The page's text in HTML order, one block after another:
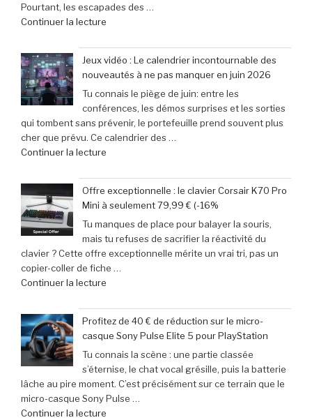
rendez-
des
passionnés
de
jeux
vidéo
en
Afrique »
Pourtant, les escapades des …
Continuer la lecture
31
mai
2026
:
29
escapades
incontournables
votre
week-
end »
Jeux vidéo : Le calendrier incontournable des
nouveautés à ne pas manquer en juin 2026
Tu connais le piège de juin: entre les
conférences, les démos surprises et les sorties
qui tombent sans prévenir, le portefeuille prend souvent plus
cher que prévu. Ce calendrier des …
Continuer la lecture
vidéo
:
Le
calendrier
incontournable
des
nouveautés
pas
manquer
en
juin
2026 »
Offre exceptionnelle : le clavier Corsair K70 Pro
Mini à seulement 79,99 € (-16%
Tu manques de place pour balayer la souris,
mais tu refuses de sacrifier la réactivité du
clavier ? Cette offre exceptionnelle mérite un vrai tri, pas un
copier-coller de fiche …
Continuer la lecture
exceptionnelle
:
le
clavier
Corsair
K70
Pro
Profitez de 40 € de réduction sur le micro-
casque Sony Pulse Elite 5 pour PlayStation
Tu connais la scène : une partie classée
s’éternise, le chat vocal grésille, puis la batterie
lâche au pire moment. C’est précisément sur ce terrain que le
micro-casque Sony Pulse …
Continuer la lecture